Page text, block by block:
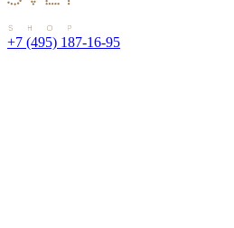
+7 (495) 187-16-95